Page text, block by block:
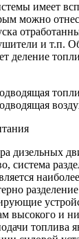
имеет
можно
и т.п.
деление
дизельных
система
высокого и
топлива